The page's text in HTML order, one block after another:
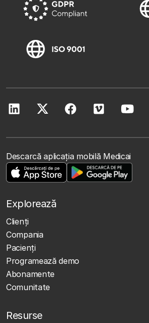
Descarcă aplicația mobilă Medicai
Explorează
Clienţi
Compania
Pacienți
Programează demo
Abonamente
Comunitate
Resurse